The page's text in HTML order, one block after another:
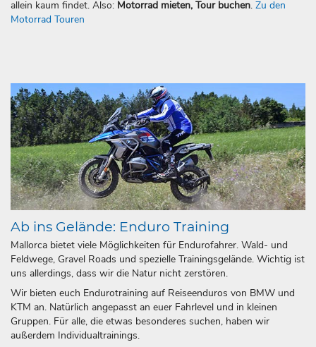
allein kaum findet. Also: Motorrad mieten, Tour buchen. Zu den
Motorrad Touren
Ab ins Gelände: Enduro Training
Mallorca bietet viele Möglichkeiten für Endurofahrer. Wald- und
Feldwege, Gravel Roads und spezielle Trainingsgelände. Wichtig ist
uns allerdings, dass wir die Natur nicht zerstören.
Wir bieten euch Endurotraining auf Reiseenduros von BMW und
KTM an. Natürlich angepasst an euer Fahrlevel und in kleinen
Gruppen. Für alle, die etwas besonderes suchen, haben wir
außerdem Individualtrainings.